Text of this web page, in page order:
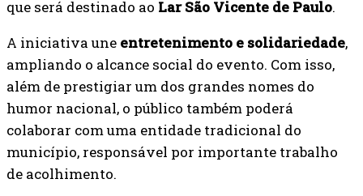
que será destinado ao Lar São Vicente de Paulo.
A iniciativa une entretenimento e solidariedade,
ampliando o alcance social do evento. Com isso,
além de prestigiar um dos grandes nomes do
humor nacional, o público também poderá
colaborar com uma entidade tradicional do
município, responsável por importante trabalho
de acolhimento.